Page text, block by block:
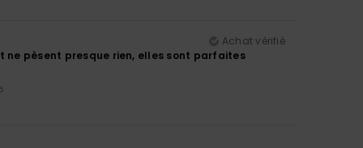
Achat vérifié
pèsent presque rien, elles sont parfaites